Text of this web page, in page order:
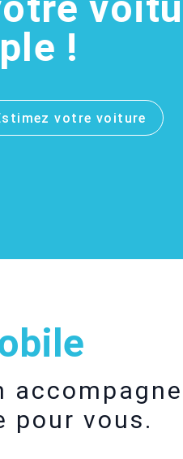
!
votre voiture
pour vous.